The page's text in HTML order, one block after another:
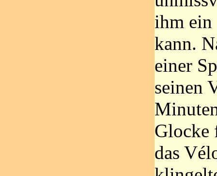
ihm ein
kann.
einer
seinen
Glocke
das